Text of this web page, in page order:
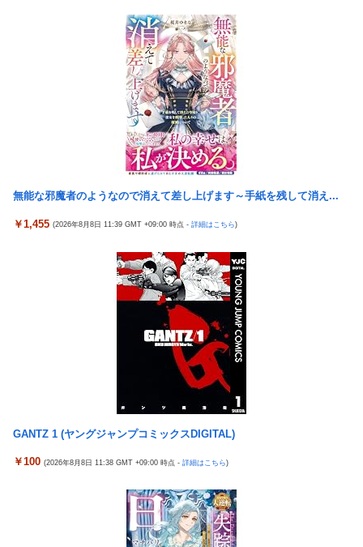
佐藤二朗、橋本愛との騒動で主演映画が完全白紙へｗｗｗｗｗ
ひろゆき「出馬する気ないから話さなかった」妻「それでも不誠
実だろ」→離婚協議へｗｗｗｗｗ
【悲報】瀬戸環奈がスタイルよすぎて一般男性が隣に並ぶとチン
チクリンに見えてしまう
女芸人の吉住さん（36）メイクしたら普通に美人の部類だったと
判明ｗｗｗｗｗｗｗｗｗ
大竹しのぶ「戦争放棄の国であり続けよう」←この投稿が話題に
「ドラクエ11」攻略感想(54/クリア後)マルティナの「しんぴのビ
倉木しおりアリスJAPAN8月新作「先っぽだけなら浮気じゃない
よ？イケないギリギリの焦らし責めに屈し膣奥深ハメ浮気」理性
【J1第1節 名古屋×清水】清水は北川の完璧なボレーと無失点で
白星スタート！ホーム公式戦での対名古屋戦の連敗を7で止める
銀シャリ・橋本「映画館でなんでみんなポップコーン食べたいん
ですか」「一番いいときにカシャカシャ…」
隣の臭デブキング貧乏揺すり背中のけぞりキョロ厨カンスケデブ
5号機の時って、面白いA+ART機がたくさんあって楽しかったよ
なｗｗｗ
【悲報】「ビッグモーター」とかいう完全に逃げ切ったゴミクズ
【今はやってない】審判への性接待疑惑…大韓サッカー協会が声
明「現在は一切発生していない」
コメ卸大手さん、営業利益83％減 高値で買い込んだ米が売れず
【悲報】「ビッグモーター」とかいう完全に逃げ切ったゴミクズ
スマスロSAO2のガラス、粉々になってしまう…役物が近いのが
ラオウがサウザーに勝てないって信じられないんだが…
メトロイドプライム4 新品が2999円に…
ヨーロッパが中国製メガソーラーを締め出しｗｗｗ
【九州名物】鶏刺し食べた医師、全身麻痺へ…「死んだほうが良
なってしまうと世界が騒然
ストロングビデ1【ふくらすずめ】
野田昇吾、初の準優進出目前も「一回希望」で賞典除外
【朗報】AKB48 ロッテとコラボ決定！！
高市政権に媚びて偏向報道まみれの産経新聞、コスト上昇に耐え
【ウマ娘】コミケで配布予定だった非公式グッズ「オグリキャッ
プタマモクロスアクリル定規」意外(?)な落とし穴により配布を撤
回することに…
白星スタート！自陣からのカウンターが決まり山本桜大が決勝ゴ
『ソニーが嫌い』←まあわかる『ソニー信者が嫌い』←まあわか
る『任天堂信者が嫌い』←まあわかる
無能な邪魔者のようなので消えて差し上げます～手紙を残して消え...
￥1,455 (2026年8月8日 11:39 GMT +09:00 時点 - 詳細はこちら)
GANTZ 1 (ヤングジャンプコミックスDIGITAL)
￥100 (2026年8月8日 11:38 GMT +09:00 時点 - 詳細はこちら)